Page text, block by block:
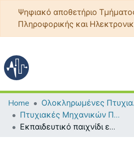
Ψηφιακό αποθετήριο
Πληροφορικής και
Communities & Collections
All of DSpace
Home
Πτυχιακές Μηχανικών Πληροφορικής ΤΕ
Εκπαιδευτικό παιχνίδι επαυξημένης πραγματικότητας με στόχο την βελτίωση διδασκαλίας των μαθημάτων Ιστορίας στην ΣΤ΄ Δημοτικού